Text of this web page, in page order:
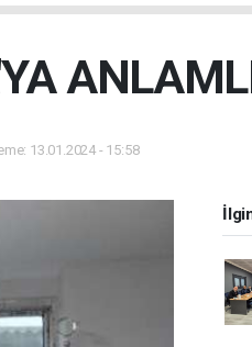
13.01.2024 - 15:58